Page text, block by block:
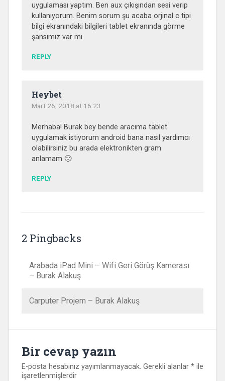
uygulaması yaptım. Ben aux çıkışından sesi verip
kullanıyorum. Benim sorum şu acaba orjinal c tipi
bilgi ekranındaki bilgileri tablet ekranında görme
şansımız var mı.
REPLY
Heybet
Mart 26, 2018 at 16:23
Merhaba! Burak bey bende aracıma tablet
uygulamak istiyorum android bana nasıl yardımcı
olabilirsiniz bu arada elektronikten gram
anlamam 🙁
REPLY
2 Pingbacks
Arabada iPad Mini – Wifi Geri Görüş Kamerası
– Burak Alakuş
Carputer Projem – Burak Alakuş
Bir cevap yazın
E-posta hesabınız yayımlanmayacak. Gerekli alanlar *ile
işaretlenmişlerdir